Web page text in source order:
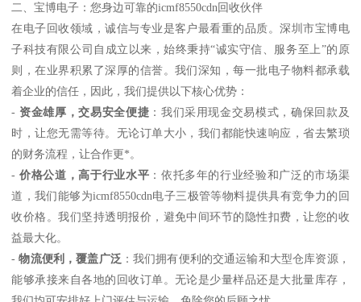
二、宝博电子：您身边可靠的icmf8550cdn回收伙伴
在电子回收领域，诚信与专业是客户最看重的品质。深圳市宝博电
子科技有限公司自成立以来，始终秉持“诚实守信、服务至上”的原
则，在业界积累了深厚的信誉。我们深知，每一批电子物料都承载
着企业的信任，因此，我们提供以下核心优势：
- 资金雄厚，交易安全便捷 ：我们采用现金交易模式，确保回款及
时，让您无需等待。无论订单大小，我们都能快速响应，省去繁琐
的财务流程，让合作更*。
- 价格公道，高于行业水平 ：依托多年的行业经验和广泛的市场渠
道，我们能够为icmf8550cdn电子三极管等物料提供具有竞争力的回
收价格。我们坚持透明报价，避免中间环节的隐性扣费，让您的收
益最大化。
-物流便利，覆盖广泛 ：我们拥有便利的交通运输和大型仓库资源，
能够承接来自各地的回收订单。无论是少量样品还是大批量库存，